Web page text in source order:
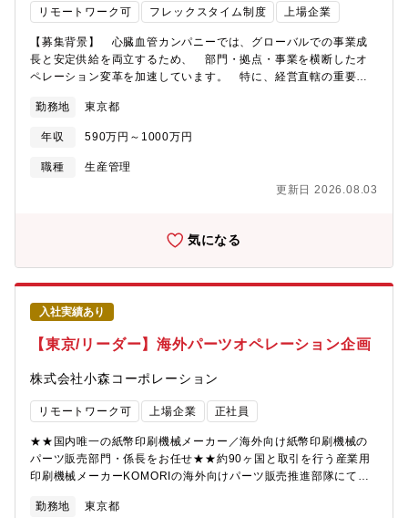
上記の候補としての採用も可能。
リモートワーク可 フレックスタイム制度 上場企業
【募集背景】 心臓血管カンパニーでは、グローバルでの事業成
長と安定供給を両立するため、 部門・拠点・事業を横断したオ
ペレーション変革を加速しています。 特に、経営直轄の重要プ
ェーンやS&OP領域においては、課題を構造化し、 関係者を巻き
込みながら、戦略を実行に落とし込める人財が不可欠となってい
ます。 今回、組織強化を目的に、プロジェクトを担う人財を募
集いたします。【組織構成】 心臓血管カンパニー インターベン
模の組織です。 その内、Business Solutions Groupは約5名で
Synergy チームとCross-Functional Strategy チームに別れて
業務を遂行しています。 ※その方のご希望やご経験によって、
どちらかのチームにアサインいたします。 ●Cross-Functional
Strategy チーム 国内工場や本部機能との連携を中心に、部門
横断のプロジェクト推進や業務改革を 担うチームです。重要
テーマにおいて、課題を整理し、関係者と連携しながら 実行
まで進めていただきます。 ●Cross-Business Synergy チー
ム 海外拠点との連携を含め、グローバルオペレーションの最
適化やS&OPの高度化を 推進するチームです。事業を跨ぐ課題
を整理し、在庫・コスト・収益性などを 踏まえた改善につな
げていただきます。【職務内容】 ●Cross-Functional Strategy
チーム ・全社重要プロジェクトの推進・PMO 数年前から始
動している工場・部門横断型プロジェクトにおいて、 課題整
理、推進計画の作成、進捗・課題管理、意思決定支援をPMOの立
場で 支援いただきます。 ・国内工場、本部機能との連
実行に向けた調整や 合意形成を進めていただきます。各工場
勤務地 東京都
年収 590万円～1000万円
職種
生産管理
更新日 2026.08.03
気になる
入社実績あり
【東京/リーダー】海外パーツオペレーション企画
株式会社小森コーポレーション
リモートワーク可 上場企業 正社員
★★国内唯一の紙幣印刷機械メーカー／海外向け紙幣印刷機械の
パーツ販売部門・係長をお任せ★★約90ヶ国と取引を行う産業用
印刷機械メーカーKOMORIの海外向けパーツ販売推進部隊にて、
ーツ供給オペレーションを最適化する係長職 を募集します。■証
勤務地 東京都